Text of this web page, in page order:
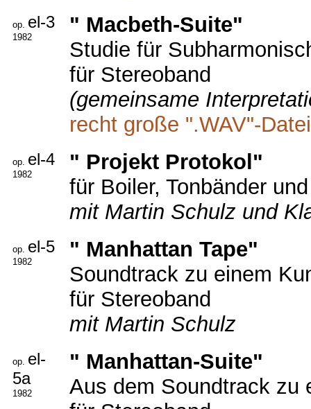
op. el-3
1982
" Macbeth-Suite"
Studie für
für Stereoband
(gemeinsame
recht große ".WAV"-Datei
op. el-4
1982
" Projekt Protokol"
für Boiler, Tonbänder
mit Martin Schulz und
op. el-5
1982
" Manhattan Tape"
Soundtrack zu einem
für Stereoband
mit Martin Schulz
op. el-
5a
1982
" Manhattan-Suite"
Aus dem Soundtrack zu